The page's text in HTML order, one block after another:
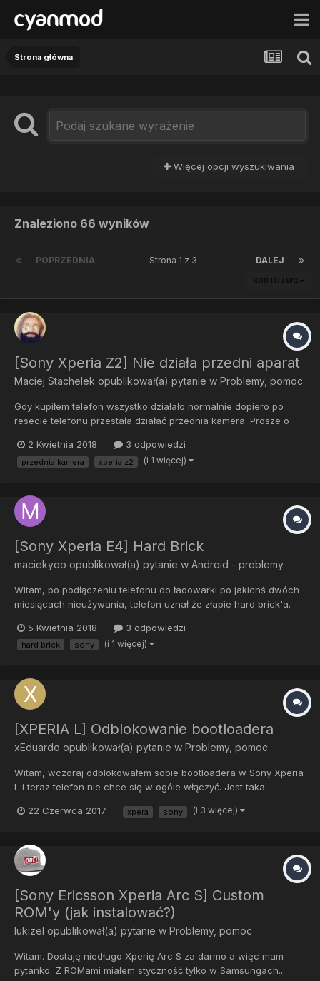
Strona główna
Więcej opcji wyszukiwania
Znaleziono 66 wyników
POPRZEDNIA DALEJ
Strona 1 z 3
SORTUJ WG
[Sony Xperia Z2] Nie działa przedni aparat
Maciej Stachelek opublikował(a) pytanie w Problemy, pomoc
Gdy kupiłem telefon wszystko działało normalnie dopiero po
resecie telefonu przestała działać przednia kamera. Prosze o
2 Kwietnia 2018
3 odpowiedzi
przednia kamera xperia z2 (i 1 więcej)
[Sony Xperia E4] Hard Brick
maciekyoo opublikował(a) pytanie w Android - problemy
Witam, po podłączeniu telefonu do ładowarki po jakichś dwóch
miesiącach nieużywania, telefon uznał że złapie hard brick'a.
dosłownie 3/4 sekundy w menedżerze zadań pokazuje się Inne
urządzenia --> S1boot Fastboot. No i tyle, nie wiem co mam zro...
5 Kwietnia 2018 3 odpowiedzi
hard brick sony (i 1 więcej)
[XPERIA L] Odblokowanie bootloadera
xEduardo opublikował(a) pytanie w Problemy, pomoc
Witam, wczoraj odblokowałem sobie bootloadera w Sony Xperia
L i teraz telefon nie chce się w ogóle włączyć. Jest taka
co zrobić. Dodam że mam flashtoola ale nie wiem jak mam się za
22 Czerwca 2017 xpera sony (i 3 więcej)
[Sony Ericsson Xperia Arc S] Custom
ROM'y (jak instalować?)
lukizel opublikował(a) pytanie w Problemy, pomoc
Witam. Dostaję niedługo Xperię Arc S za darmo a więc mam
pytanko. Z ROMami miałem styczność tylko w Samsungach...